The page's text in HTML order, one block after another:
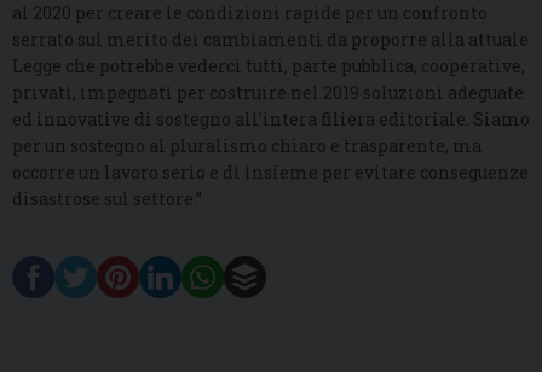
al 2020 per creare le condizioni rapide per un confronto
serrato sul merito dei cambiamenti da proporre alla attuale
Legge che potrebbe vederci tutti, parte pubblica, cooperative,
privati, impegnati per costruire nel 2019 soluzioni adeguate
ed innovative di sostegno all’intera filiera editoriale. Siamo
per un sostegno al pluralismo chiaro e trasparente, ma
occorre un lavoro serio e di insieme per evitare conseguenze
disastrose sul settore.”